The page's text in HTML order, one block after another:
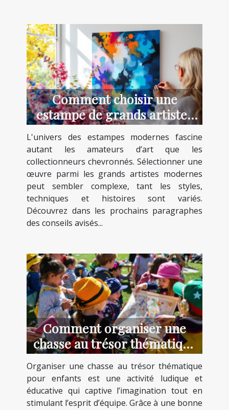
Comment choisir une
estampe de grands artistes
modernes ?
L'univers des estampes modernes fascine
autant les amateurs d’art que les
collectionneurs chevronnés. Sélectionner une
œuvre parmi les grands artistes modernes
peut sembler complexe, tant les styles,
techniques et histoires sont variés.
Découvrez dans les prochains paragraphes
des conseils avisés...
Comment organiser une
chasse au trésor thématique
pour enfants ?
Organiser une chasse au trésor thématique
pour enfants est une activité ludique et
éducative qui captive l’imagination tout en
stimulant l’esprit d’équipe. Grâce à une bonne